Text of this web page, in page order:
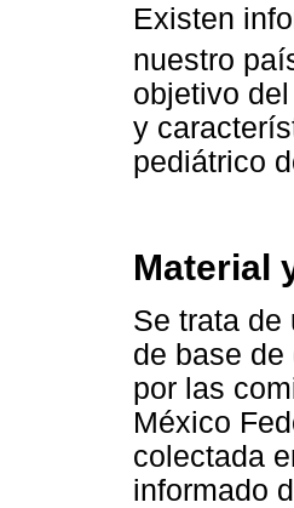
Existen
nuestro
objetivo
y
pediátrico
Material
Se trata de
de base
por las
México
colectada
informado